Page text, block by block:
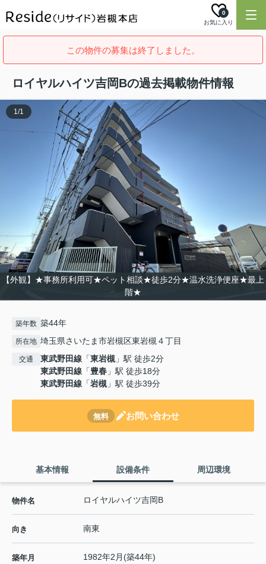
お気に入り
0
この物件の募集は終了しました。
ロイヤルハイツ吉岡Bの過去掲載物件情報
【外観】★事務所利用可★ペット相談★徒歩2分★温水洗浄便座★最上
階★
1/1
築年数 築44年
所在地 埼玉県さいたま市岩槻区東岩槻４丁目
交通 東武野田線 「東岩槻 」駅 徒歩2分
東武野田線 「豊春 」駅 徒歩18分
東武野田線 「岩槻 」駅 徒歩39分
無料 お問い合わせ
基本情報 設備条件 周辺環境
物件名 ロイヤルハイツ吉岡B
向き 南東
築年月 1982年2月(築44年)